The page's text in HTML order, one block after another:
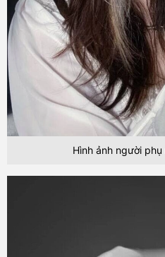
Hình ảnh người